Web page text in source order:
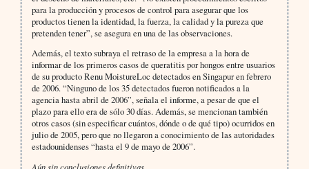
para la producción y procesos de control para asegurar que los
productos tienen la identidad, la fuerza, la calidad y la pureza que
pretenden tener”, se asegura en una de las observaciones.
Además, el texto subraya el retraso de la empresa a la hora de
informar de los primeros casos de queratitis por hongos entre usuarios
de su producto Renu MoistureLoc detectados en Singapur en febrero
de 2006. “Ninguno de los 35 detectados fueron notificados a la
agencia hasta abril de 2006”, señala el informe, a pesar de que el
plazo para ello era de sólo 30 días. Además, se mencionan también
otros casos (sin especificar cuántos, dónde o de qué tipo) ocurridos en
julio de 2005, pero que no llegaron a conocimiento de las autoridades
estadounidenses “hasta el 9 de mayo de 2006”.